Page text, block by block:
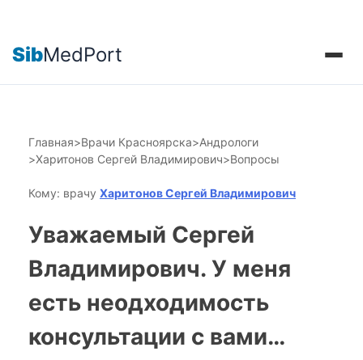
SibMedPort
Главная>Врачи Красноярска>Андрологи
>Харитонов Сергей Владимирович>Вопросы
Кому: врачу Харитонов Сергей Владимирович
Уважаемый Сергей
Владимирович. У меня
есть неодходимость
консультации с вами…